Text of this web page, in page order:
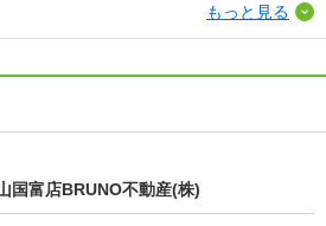
もっと見る
国富店BRUNO不動産(株)